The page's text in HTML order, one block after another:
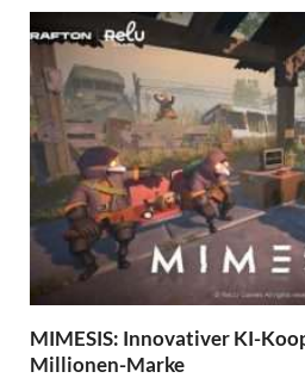
MIMESIS: Innovativer KI-
Millionen-Marke